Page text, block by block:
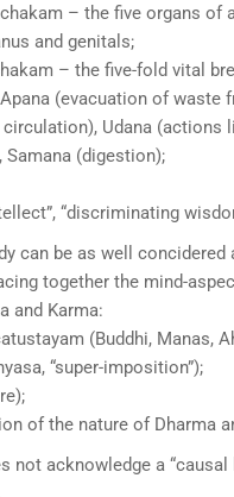
– the five organs of
and genitals;
– the five-fold vital
(evacuation of waste
Udana (actions
(digestion);
“discriminating
can be as well concidered
together the mind-
and Karma:
(Buddhi, Manas,
“super-imposition”);
of the nature of Dharma
not acknowledge a “causal